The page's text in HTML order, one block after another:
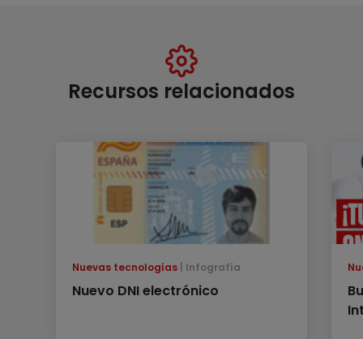
Recursos relacionados
Nuevas tecnologías Infografía
Nuevo DNI electrónico